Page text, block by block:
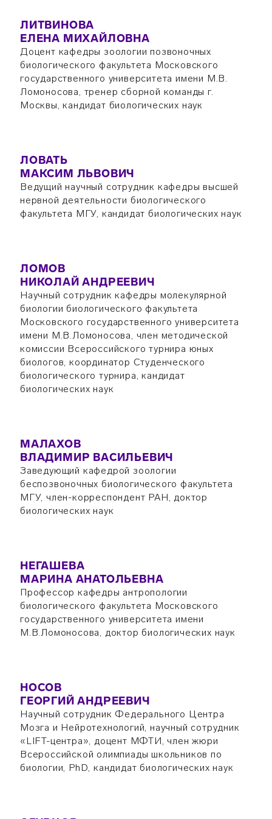
ЛИТВИНОВА
ЕЛЕНА МИХАЙЛОВНА
Доцент кафедры зоологии позвоночных
биологического факультета Московского
государственного университета имени М.В.
Ломоносова, тренер сборной команды г.
Москвы, кандидат биологических наук
ЛОВАТЬ
МАКСИМ ЛЬВОВИЧ
Ведущий научный сотрудник кафедры высшей
нервной деятельности биологического
факультета МГУ, кандидат биологических наук
ЛОМОВ
НИКОЛАЙ АНДРЕЕВИЧ
Научный сотрудник кафедры молекулярной
биологии биологического факультета
Московского государственного университета
имени М.В.Ломоносова, член методической
комиссии Всероссийского турнира юных
биологов, координатор Студенческого
биологического турнира, кандидат
биологических наук
МАЛАХОВ
ВЛАДИМИР ВАСИЛЬЕВИЧ
Заведующий кафедрой зоологии
беспозвоночных биологического факультета
МГУ, член-корреспондент РАН, доктор
биологических наук
НЕГАШЕВА
МАРИНА АНАТОЛЬЕВНА
Профессор кафедры антропологии
биологического факультета Московского
государственного университета имени
М.В.Ломоносова, доктор биологических наук
НОСОВ
ГЕОРГИЙ АНДРЕЕВИЧ
Научный сотрудник Федерального Центра
Мозга и Нейротехнологий, научный сотрудник
«LIFT-центра», доцент МФТИ, член жюри
Всероссийской олимпиады школьников по
биологии, PhD, кандидат биологических наук